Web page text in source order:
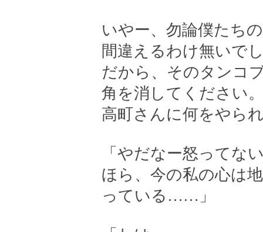
いやー、勿論僕たち
間違えるわけ無いで
だから、そのタンコ
角を消してください
高町さんに何をやら
「やだなー怒ってな
ほら、今の私の心は
っている……」